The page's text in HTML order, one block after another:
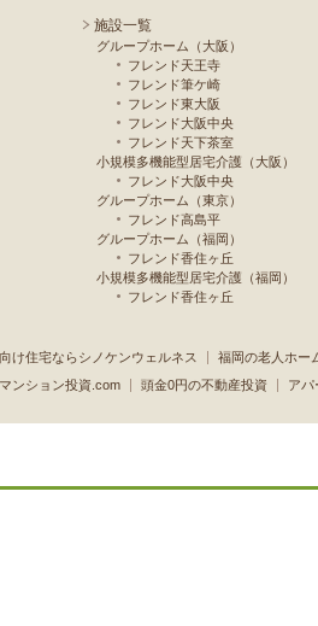
施設一覧
グループホーム（大阪）
フレンド天王寺
フレンド筆ケ崎
フレンド東大阪
フレンド大阪中央
フレンド天下茶室
小規模多機能型居宅介護（大阪）
フレンド大阪中央
グループホーム（東京）
フレンド高島平
グループホーム（福岡）
フレンド香住ヶ丘
小規模多機能型居宅介護（福岡）
フレンド香住ヶ丘
け住宅ならシノケンウェルネス
福岡の老人ホー
ンション投資.com
頭金0円の不動産投資 アパ